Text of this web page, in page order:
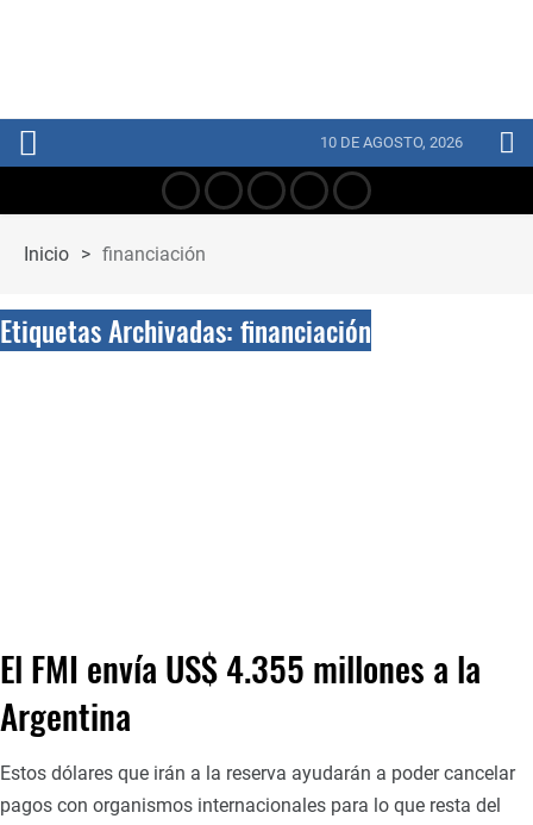
10 DE AGOSTO, 2026
Inicio > financiación
Etiquetas Archivadas: financiación
El FMI envía US$ 4.355 millones a la
Argentina
Estos dólares que irán a la reserva ayudarán a poder cancelar
pagos con organismos internacionales para lo que resta del